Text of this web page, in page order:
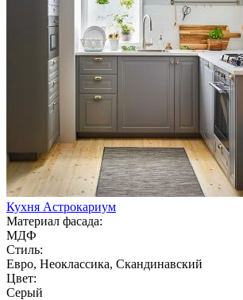
Кухня Астрокариум
Материал фасада:
МДФ
Стиль:
Евро, Неоклассика, Скандинавский
Цвет:
Серый